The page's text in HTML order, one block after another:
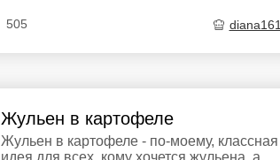
505
Жульен в картофеле
Жульен в картофеле - по-моему, классная
идея для всех, кому хочется жульена, а